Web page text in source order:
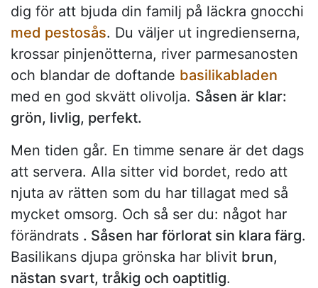
dig för att bjuda din familj på läckra gnocchi
med pestosås. Du väljer ut ingredienserna,
krossar pinjenötterna, river parmesanosten
och blandar de doftande basilikabladen
med en god skvätt olivolja. Såsen är klar:
grön, livlig, perfekt.
Men tiden går. En timme senare är det dags
att servera. Alla sitter vid bordet, redo att
njuta av rätten som du har tillagat med så
mycket omsorg. Och så ser du: något har
förändrats . Såsen har förlorat sin klara färg.
Basilikans djupa grönska har blivit brun,
nästan svart, tråkig och oaptitlig.